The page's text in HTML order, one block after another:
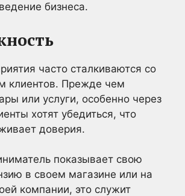
бизнеса.
часто сталкиваются со
клиентов. Прежде чем
или услуги, особенно через
хотят убедиться, что
доверия.
показывает свою
в своем магазине или на
компании, это служит